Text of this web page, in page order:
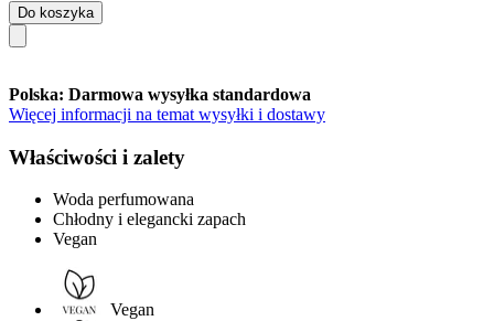
Do koszyka
Polska: Darmowa wysyłka standardowa
Więcej informacji na temat wysyłki i dostawy
Właściwości i zalety
Woda perfumowana
Chłodny i elegancki zapach
Vegan
Vegan